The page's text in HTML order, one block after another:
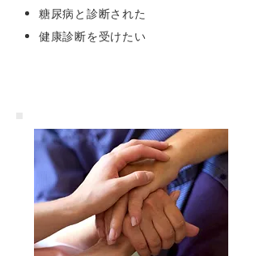
糖尿病と診断された
健康診断を受けたい